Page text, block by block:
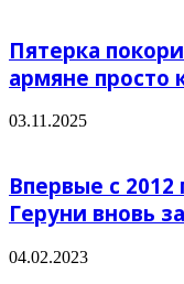
Пятерка
армяне просто
03.11.2025
Впервые с 2012
Геруни вновь
04.02.2023